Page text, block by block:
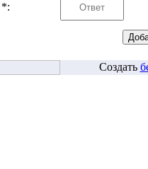
Создать